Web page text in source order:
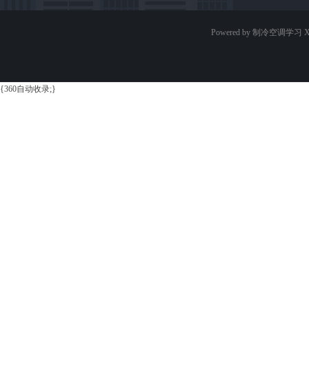
Powered by 制冷空调学习
{360自动收录;}